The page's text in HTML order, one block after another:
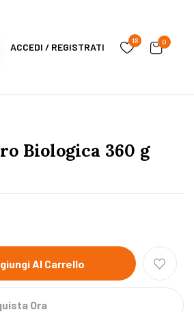
ACCEDI / REGISTRATI 18 0
Biologica 360 g
Al Carrello
Ora